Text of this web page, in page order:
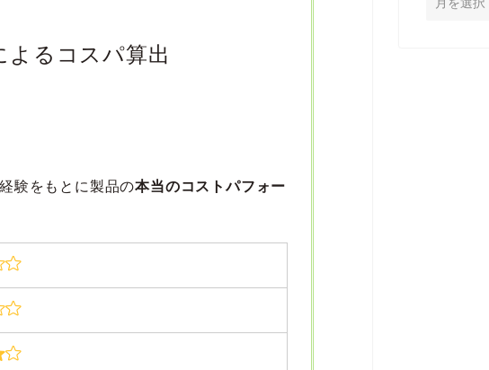
よるコスパ算出
験をもとに製品の本当のコストパフォー